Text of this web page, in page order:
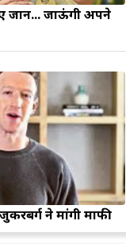
जान... जाऊंगी अपने
ने मांगी माफी